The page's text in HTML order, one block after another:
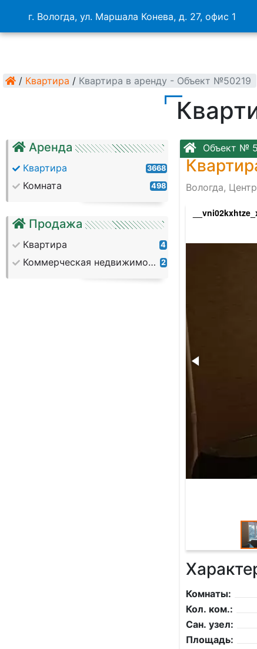
г. Вологда, ул. Маршала Конева, д. 27, офис 1
/ Квартира / Квартира в аренду - Объект №50219
Аренда
Квартира 3668
Комната 498
Продажа
Квартира 4
Коммерческая недвижимость 2
Объект №
Вологда,
Комнаты:
Кол. ком.:
Сан. узел:
Площадь: